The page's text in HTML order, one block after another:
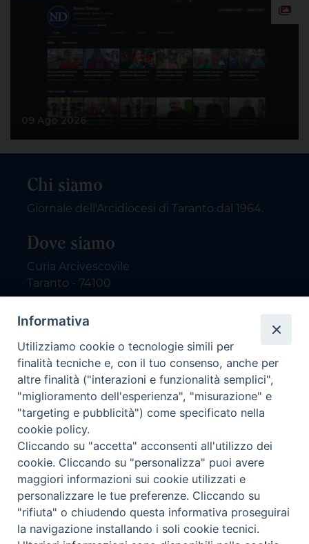
Chi siamo
Giornale dell'Arcidiocesi di Taranto dal 1964.
Dove siamo
Curia Arcivescovile
Taranto - 74100
Contatti
email: redazione@nuovodialogo.com
marketing@nuovodialogo.com
tel: 0994525780
tel 2:
Newsletter
Iscriviti alla nostra newsletter
Informativa
Utilizziamo cookie o tecnologie simili per
finalità tecniche e, con il tuo consenso, anche per
altre finalità ("interazioni e funzionalità semplici",
"miglioramento dell'esperienza", "misurazione" e
"targeting e pubblicità") come specificato nella
cookie policy.
Cliccando su "accetta" acconsenti all'utilizzo dei
cookie. Cliccando su "personalizza" puoi avere
maggiori informazioni sui cookie utilizzati e
personalizzare le tue preferenze. Cliccando su
"rifiuta" o chiudendo questa informativa proseguirai
la navigazione installando i soli cookie tecnici.